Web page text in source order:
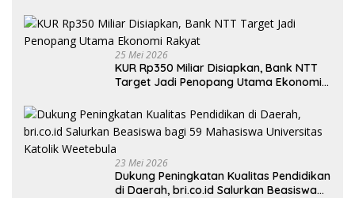
25 Mei 2026
KUR Rp350 Miliar Disiapkan, Bank NTT
Target Jadi Penopang Utama Ekonomi
23 Mei 2026
Dukung Peningkatan Kualitas Pendidikan
di Daerah, bri.co.id Salurkan Beasiswa